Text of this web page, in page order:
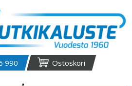
990 Ostoskori